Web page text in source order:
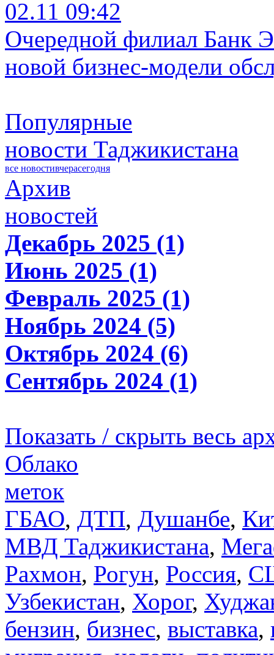
02.11 09:42
Очередной филиал Банк
новой бизнес-модели
Популярные
новости Таджикистана
все новостивчерасегодня
Архив
новостей
Декабрь 2025 (1)
Июнь 2025 (1)
Февраль 2025 (1)
Ноябрь 2024 (5)
Октябрь 2024 (6)
Сентябрь 2024 (1)
Показать / скрыть весь
Облако
меток
ГБАО, ДТП, Душанбе,
МВД Таджикистана,
Рахмон, Рогун, Россия,
Узбекистан, Хорог,
бензин, бизнес, выставка,